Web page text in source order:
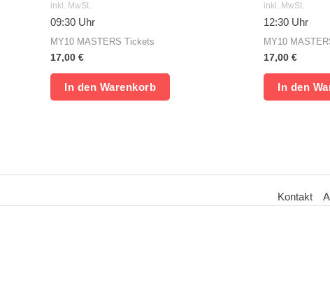
inkl. MwSt.
09:30 Uhr
MY10 MASTERS Tickets
17,00 €
In den Warenkorb
inkl. MwSt.
12:30 Uhr
MY10
17,00 €
In den
Kontakt